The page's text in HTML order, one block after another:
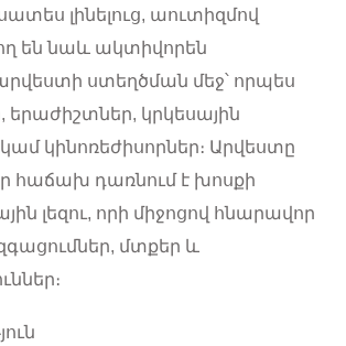
լինելուց, աուտիզմով
են նաև ակտիվորեն
ստեղծման մեջ՝ որպես
երաժիշտներ, կրկեսային
կինոռեժիսորներ։ Արվեստը
հաճախ դառնում է խոսքի
լեզու, որի միջոցով հնարավոր
մտքեր և